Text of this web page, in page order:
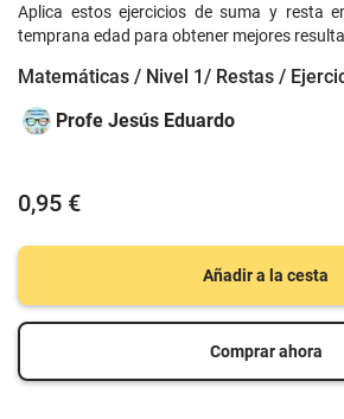
Aplica estos ejercicios de suma y resta
temprana edad para obtener mejores
Matemáticas / Nivel 1/ Restas /
Profe Jesús Eduardo
0,95 €
Añadir a la cesta
Comprar ahora